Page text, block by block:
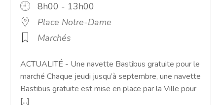
8h00 - 13h00
Place Notre-Dame
Marchés
ACTUALITÉ - Une navette Bastibus gratuite pour le
marché Chaque jeudi jusqu’à septembre, une navette
Bastibus gratuite est mise en place par la Ville pour
[...]